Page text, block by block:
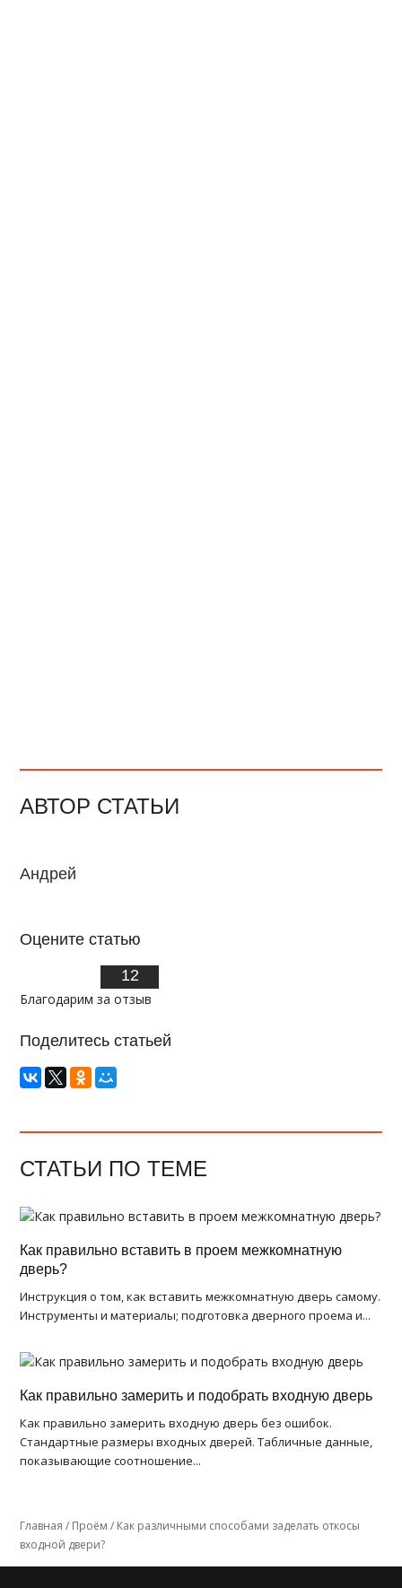
АВТОР СТАТЬИ
Андрей
Оцените статью
12
Благодарим за отзыв
Поделитесь статьей
СТАТЬИ ПО ТЕМЕ
Как правильно вставить в проем межкомнатную
дверь?
Инструкция о том, как вставить межкомнатную дверь самому.
Инструменты и материалы; подготовка дверного проема и...
Как правильно замерить и подобрать входную дверь
Как правильно замерить входную дверь без ошибок.
Стандартные размеры входных дверей. Табличные данные,
показывающие соотношение...
Главная / Проём / Как различными способами заделать откосы
входной двери?